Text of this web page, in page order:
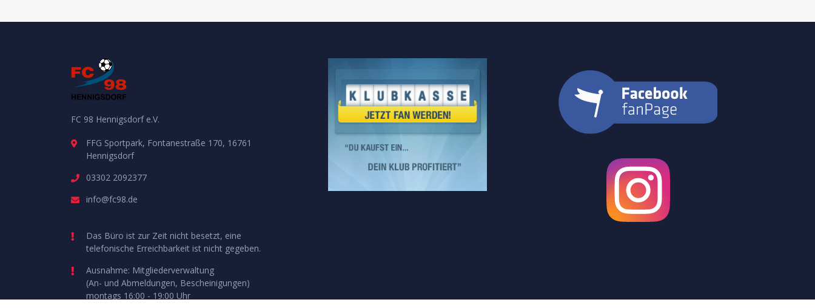
FC 98 Hennigsdorf e.V.
FFG Sportpark, Fontanestraße 170, 16761
Hennigsdorf
03302 2092377
info@fc98.de
Das Büro ist zur Zeit nicht besetzt, eine
telefonische Erreichbarkeit ist nicht gegeben.
Ausnahme: Mitgliederverwaltung
(An- und Abmeldungen, Bescheinigungen)
montags 16:00 - 19:00 Uhr